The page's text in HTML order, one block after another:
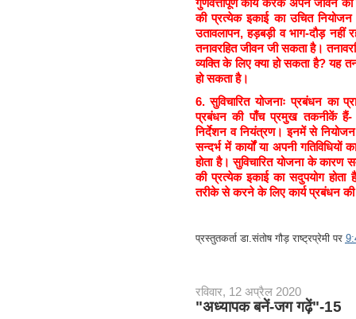
गुणवत्तापूर्ण कार्य करके अपने जीवन
की प्रत्येक इकाई का उचित
उतावलापन, हड़बड़ी व भाग-दौड़ नहीं
तनावरहित जीवन जी सकता है।
व्यक्ति के लिए क्या हो सकता है? यह
हो सकता है।
6. सुविचारित योजनाः प्रबंधन का
प्रबंधन की पाँच प्रमुख तकनीकें हैं-
निर्देशन व नियंत्रण। इनमें से
सन्दर्भ में कार्यों या अपनी
होता है। सुविचारित योजना के कारण
की प्रत्येक इकाई का सदुपयोग होता
तरीके से करने के लिए कार्य प्रबंधन
प्रस्तुतकर्ताडा.संतोष गौड़ राष्ट्रप्रेमी पर
रविवार, 12 अप्रैल 2020
"अध्यापक बनें-जग गढ़ें"-15